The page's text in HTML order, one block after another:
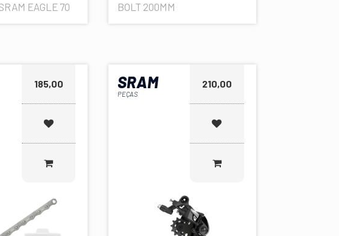
EAGLE 70
BOLT 200MM
185,00 SRAM
PEÇAS
210,00